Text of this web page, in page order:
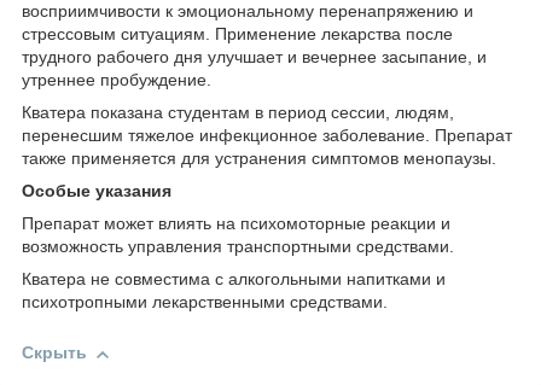
восприимчивости к эмоциональному перенапряжению и
стрессовым ситуациям. Применение лекарства после
трудного рабочего дня улучшает и вечернее засыпание, и
утреннее пробуждение.
Кватера показана студентам в период сессии, людям,
перенесшим тяжелое инфекционное заболевание. Препарат
также применяется для устранения симптомов менопаузы.
Особые указания
Препарат может влиять на психомоторные реакции и
возможность управления транспортными средствами.
Кватера не совместима с алкогольными напитками и
психотропными лекарственными средствами.
Скрыть